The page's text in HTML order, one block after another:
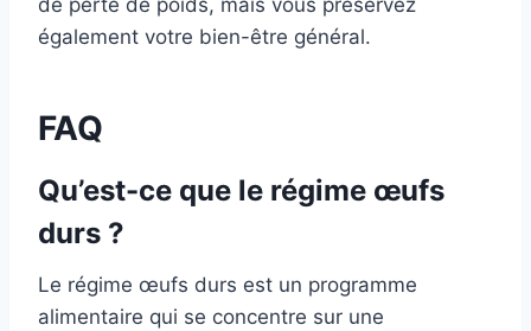
de perte de poids, mais vous préservez
également votre bien-être général.
FAQ
Qu’est-ce que le régime œufs
durs ?
Le régime œufs durs est un programme
alimentaire qui se concentre sur une